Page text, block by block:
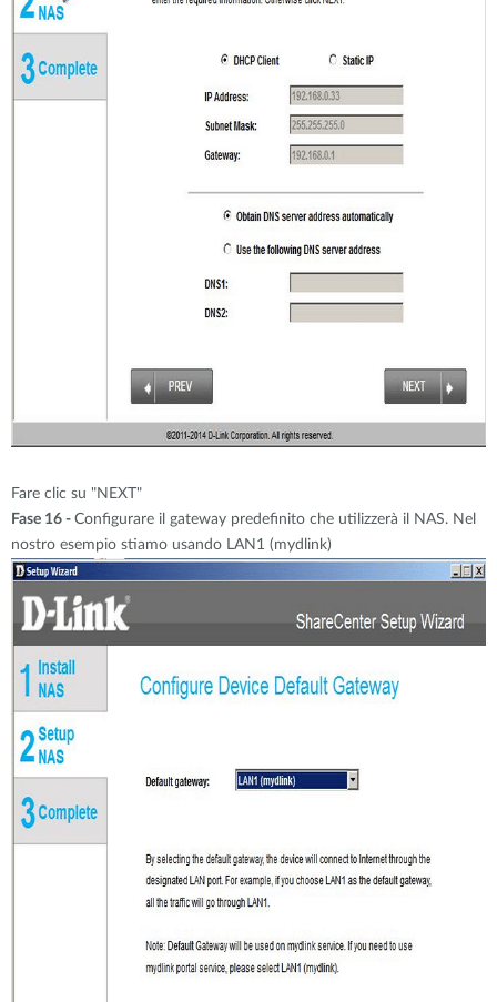
Fare clic su "NEXT"
Fase 16 - Configurare il gateway predefinito che utilizzerà il NAS. Nel
nostro esempio stiamo usando LAN1 (mydlink)